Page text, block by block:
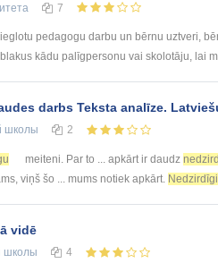
7
pedagogu darbu un bērnu uztveri,
kādu palīgpersonu vai skolotāju, lai
darbs Teksta analīze.
школы 2
meiteni. Par to ... apkārt ir daudz
viņš šo ... mums notiek apkārt.
vidē
школы 4